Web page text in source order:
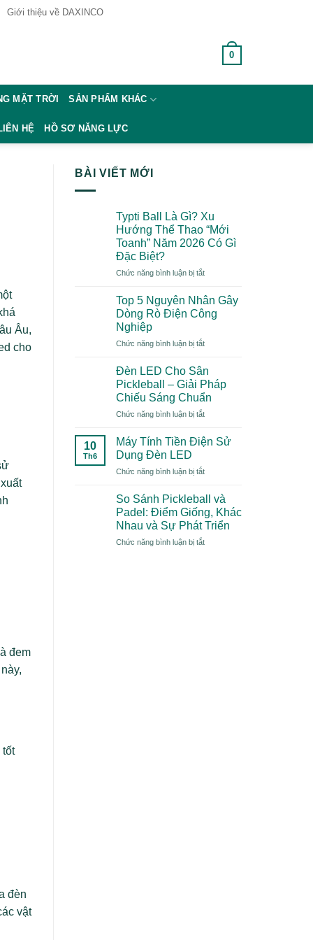
Giới thiệu về DAXINCO
0
MẶT TRỜI SẢN PHẨM KHÁC
HỆ HỒ SƠ NĂNG LỰC
Âu,
cho
đem
tốt
đèn
vật
BÀI VIẾT MỚI
Typti Ball Là Gì? Xu
Hướng Thể Thao “Mới
Toanh” Năm 2026 Có Gì
Đặc Biệt?
Chức năng bình luận bị tắtở
Ball
Gì?
Hướng
Thao
“Mới
Toanh”
Năm
2026
Gì
Top 5 Nguyên Nhân Gây
Dòng Rò Điện Công
Nghiệp
Chức năng bình luận bị tắtở
Nguyên
Nhân
Gây
Dòng
Điện
Công
Đèn LED Cho Sân
Pickleball – Giải Pháp
Chiếu Sáng Chuẩn
Chức năng bình luận bị tắtở
LED
Cho
Pickleball
Giải
Pháp
Chiếu
Sáng
Chuẩn
10
Th6
Máy Tính Tiền Điện Sử
Dụng Đèn LED
Chức năng bình luận bị tắtở
Tính
Tiền
Điện
Sử
Dụng
So Sánh Pickleball và
Padel: Điểm Giống, Khác
Nhau và Sự Phát Triển
Chức năng bình luận bị tắtở